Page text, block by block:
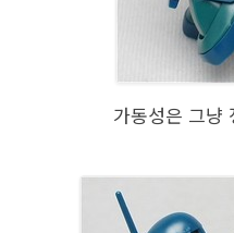
가동성은 그냥